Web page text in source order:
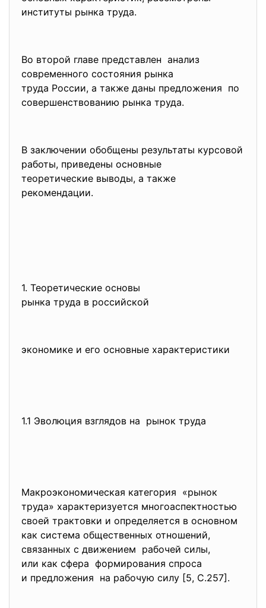
институты рынка труда.
Во второй главе представлен анализ
современного состояния рынка
труда России, а также даны предложения по
совершенствованию рынка труда.
В заключении обобщены результаты курсовой
работы, приведены основные
теоретические выводы, а также
рекомендации.
1. Теоретические основы
рынка труда в российской
экономике и его основные характеристики
1.1 Эволюция взглядов на рынок труда
Макроэкономическая категория «рынок
труда» характеризуется многоаспектностью
своей трактовки и определяется в основном
как система общественных отношений,
связанных с движением рабочей силы,
или как сфера формирования спроса
и предложения на рабочую силу [5, С.257].